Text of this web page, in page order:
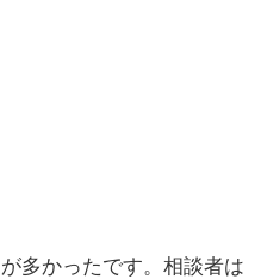
多かったです。相談者は